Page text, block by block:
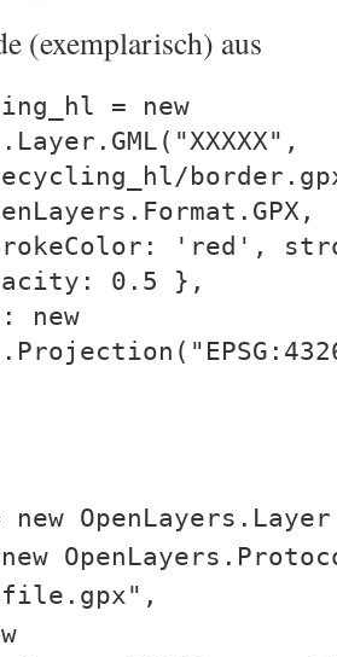
(exemplarisch) aus
= new
'red',
0.5 },
new